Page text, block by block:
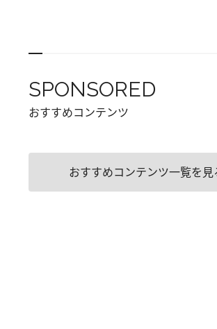
SPONSORED
おすすめコンテンツ
おすすめコンテンツ一覧を見